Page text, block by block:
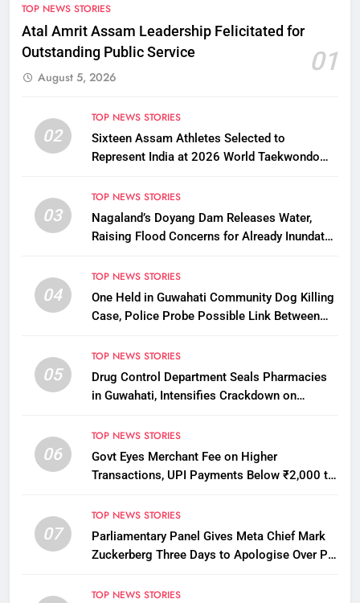
TOP NEWS STORIES
Atal Amrit Assam Leadership Felicitated for
Outstanding Public Service
01
August 5, 2026
02
TOP NEWS STORIES
Sixteen Assam Athletes Selected to
Represent India at 2026 World Taekwondo
03
TOP NEWS STORIES
Nagaland’s Doyang Dam Releases Water,
Raising Flood Concerns for Already Inundated
04
TOP NEWS STORIES
One Held in Guwahati Community Dog Killing
Case, Police Probe Possible Link Between
05
TOP NEWS STORIES
Drug Control Department Seals Pharmacies
in Guwahati, Intensifies Crackdown on
06
TOP NEWS STORIES
Govt Eyes Merchant Fee on Higher
Transactions, UPI Payments Below ₹2,000 to
07
TOP NEWS STORIES
Parliamentary Panel Gives Meta Chief Mark
Zuckerberg Three Days to Apologise Over PM
TOP NEWS STORIES